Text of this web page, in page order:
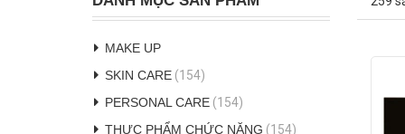
MAKE UP
SKIN CARE (154)
PERSONAL CARE (154)
THỰC PHẨM CHỨC NĂNG (154)